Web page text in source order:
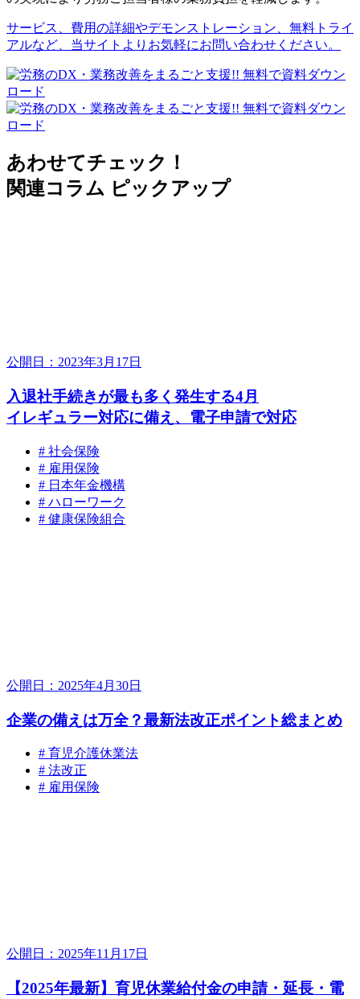
サービス、費用の詳細やデモンストレーション、無料トライ
アルなど、当サイトよりお気軽にお問い合わせください。
あわせてチェック！
関連コラム ピックアップ
公開日：2023年3月17日
入退社手続きが最も多く発生する4月
イレギュラー対応に備え、電子申請で対応
# 社会保険
# 雇用保険
# 日本年金機構
# ハローワーク
# 健康保険組合
公開日：2025年4月30日
企業の備えは万全？最新法改正ポイント総まとめ
# 育児介護休業法
# 法改正
# 雇用保険
公開日：2025年11月17日
【2025年最新】育児休業給付金の申請・延長・電